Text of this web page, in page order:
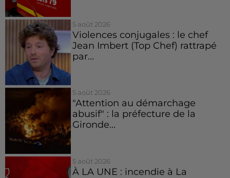
5 août 2026
Violences conjugales : le chef
Jean Imbert (Top Chef) rattrapé
par...
5 août 2026
"Attention au démarchage
abusif" : la préfecture de la
Gironde...
5 août 2026
À LA UNE : incendie à La